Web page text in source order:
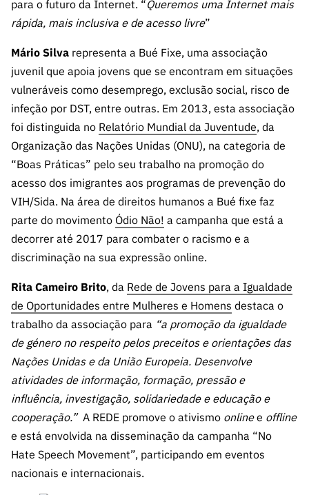
para o futuro da Internet. “Queremos uma Internet mais
rápida, mais inclusiva e de acesso livre”
Mário Silva representa a Bué Fixe, uma associação
juvenil que apoia jovens que se encontram em situações
vulneráveis como desemprego, exclusão social, risco de
infeção por DST, entre outras. Em 2013, esta associação
foi distinguida no Relatório Mundial da Juventude, da
Organização das Nações Unidas (ONU), na categoria de
“Boas Práticas” pelo seu trabalho na promoção do
acesso dos imigrantes aos programas de prevenção do
VIH/Sida. Na área de direitos humanos a Bué fixe faz
parte do movimento Ódio Não! a campanha que está a
decorrer até 2017 para combater o racismo e a
discriminação na sua expressão online.
Rita Cameiro Brito, da Rede de Jovens para a Igualdade
de Oportunidades entre Mulheres e Homens destaca o
trabalho da associação para “a promoção da igualdade
de género no respeito pelos preceitos e orientações das
Nações Unidas e da União Europeia. Desenvolve
atividades de informação, formação, pressão e
influência, investigação, solidariedade e educação e
cooperação.” A REDE promove o ativismo onlinee offline
e está envolvida na disseminação da campanha “No
Hate Speech Movement”, participando em eventos
nacionais e internacionais.